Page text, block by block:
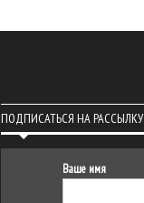
ПОДПИСАТЬСЯ НА РАССЫЛКУ
Ваше имя